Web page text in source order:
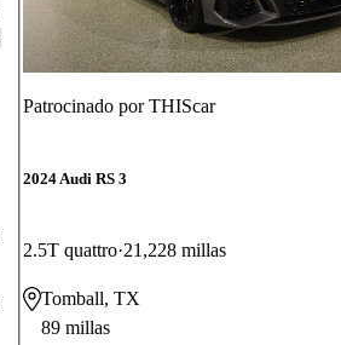
Patrocinado porTHIScar
2024 Audi RS 3
2.5T quattro 21,228 millas
Tomball, TX
89 millas